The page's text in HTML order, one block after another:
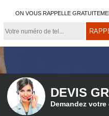
ON VOUS RAPPELLE
DEVIS
Demandez